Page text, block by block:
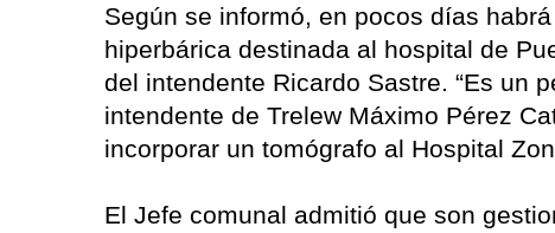
Según se informó, en pocos días
hiperbárica destinada al hospital de
del intendente Ricardo Sastre. “Es un
intendente de Trelew Máximo Pérez
incorporar un tomógrafo al Hospital
El Jefe comunal admitió que son